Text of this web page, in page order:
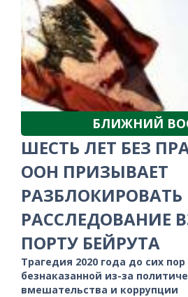
БЛИЖНИЙ
ШЕСТЬ ЛЕТ БЕЗ
ООН ПРИЗЫВАЕТ
РАЗБЛОКИРОВАТЬ
РАССЛЕДОВАНИЕ
ПОРТУ БЕЙРУТА
Трагедия 2020 года до сих пор
безнаказанной из-за
вмешательства и коррупции